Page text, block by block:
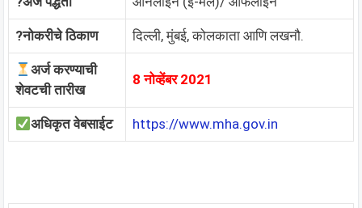
?नोकरीचे ठिकाण दिल्ली, मुंबई, कोलकाता आणि लखनौ.
अर्ज करण्याची
शेवटची तारीख
8 नोव्हेंबर 2021
अधिकृत वेबसाईट https://www.mha.gov.in